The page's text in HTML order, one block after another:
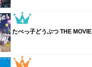
たべっ子どうぶつ THE MOVIE